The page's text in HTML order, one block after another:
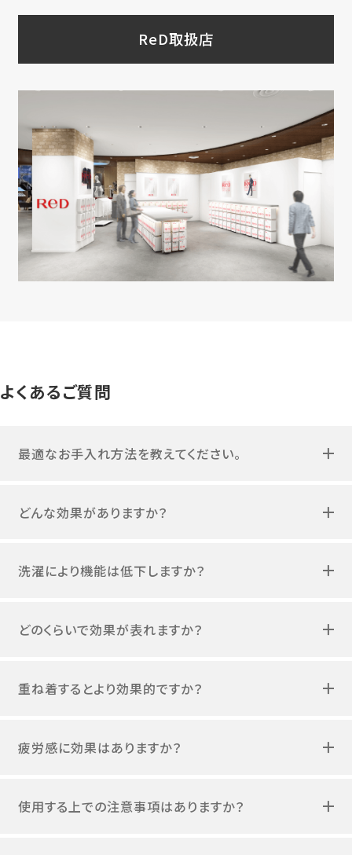
ReD取扱店
よくあるご質問
最適なお手入れ方法を教えてください。
どんな効果がありますか？
洗濯により機能は低下しますか？
どのくらいで効果が表れますか？
重ね着するとより効果的ですか？
疲労感に効果はありますか？
使用する上での注意事項はありますか？